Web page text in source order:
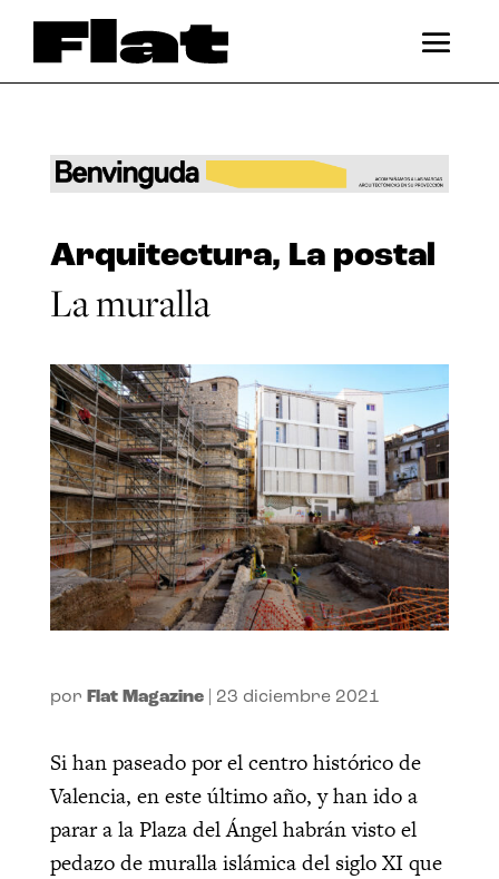
Arquitectura, La postal
La muralla
por Flat Magazine| 23 diciembre 2021
Si han paseado por el centro histórico de
Valencia, en este último año, y han ido a
parar a la Plaza del Ángel habrán visto el
pedazo de muralla islámica del siglo XI que